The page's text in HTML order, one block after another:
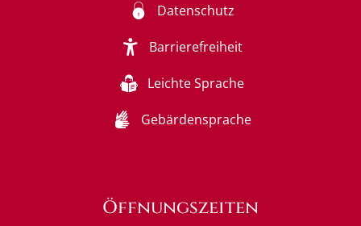
Datenschutz
Barrierefreiheit
Leichte Sprache
Gebärdensprache
Öffnungszeiten